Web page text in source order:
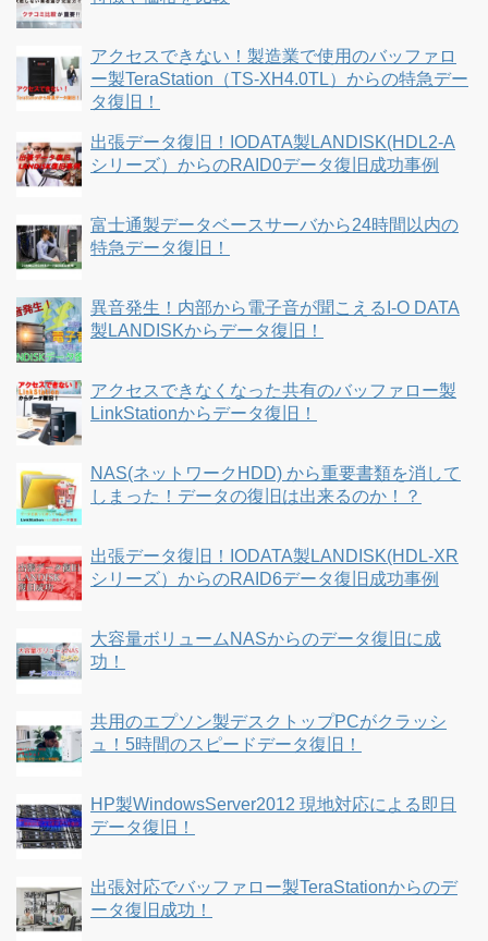
アクセスできない！製造業で使用のバッファロ
ー製TeraStation（TS-XH4.0TL）からの特急デー
タ復旧！
出張データ復旧！IODATA製LANDISK(HDL2-A
シリーズ）からのRAID0データ復旧成功事例
富士通製データベースサーバから24時間以内の
特急データ復旧！
異音発生！内部から電子音が聞こえるI-O DATA
製LANDISKからデータ復旧！
アクセスできなくなった共有のバッファロー製
LinkStationからデータ復旧！
NAS(ネットワークHDD) から重要書類を消して
しまった！データの復旧は出来るのか！？
出張データ復旧！IODATA製LANDISK(HDL-XR
シリーズ）からのRAID6データ復旧成功事例
大容量ボリュームNASからのデータ復旧に成
功！
共用のエプソン製デスクトップPCがクラッシ
ュ！5時間のスピードデータ復旧！
HP製WindowsServer2012 現地対応による即日
データ復旧！
出張対応でバッファロー製TeraStationからのデ
ータ復旧成功！